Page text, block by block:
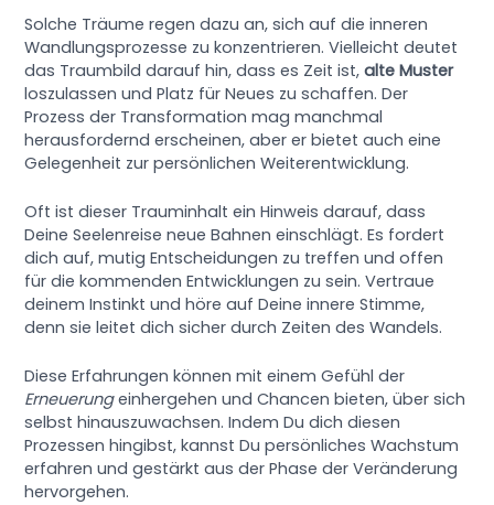
Solche Träume regen dazu an, sich auf die inneren
Wandlungsprozesse zu konzentrieren. Vielleicht deutet
das Traumbild darauf hin, dass es Zeit ist,alte Muster
loszulassen und Platz für Neues zu schaffen. Der
Prozess der Transformation mag manchmal
herausfordernd erscheinen, aber er bietet auch eine
Gelegenheit zur persönlichen Weiterentwicklung.
Oft ist dieser Trauminhalt ein Hinweis darauf, dass
Deine Seelenreise neue Bahnen einschlägt. Es fordert
dich auf, mutig Entscheidungen zu treffen und offen
für die kommenden Entwicklungen zu sein. Vertraue
deinem Instinkt und höre auf Deine innere Stimme,
denn sie leitet dich sicher durch Zeiten des Wandels.
Diese Erfahrungen können mit einem Gefühl der
Erneuerungeinhergehen und Chancen bieten, über sich
selbst hinauszuwachsen. Indem Du dich diesen
Prozessen hingibst, kannst Du persönliches Wachstum
erfahren und gestärkt aus der Phase der Veränderung
hervorgehen.